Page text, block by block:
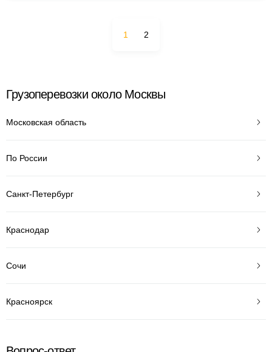
1 2
Грузоперевозки около Москвы
Московская область
По России
Санкт-Петербург
Краснодар
Сочи
Красноярск